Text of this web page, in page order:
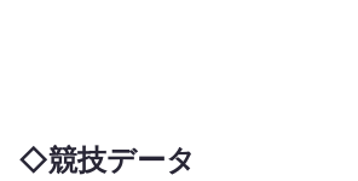
◇競技データ